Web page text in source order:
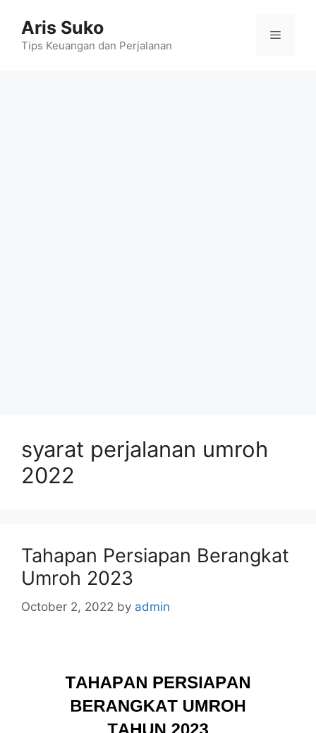
content
Aris Suko
Tips Keuangan dan Perjalanan
Menu
syarat perjalanan umroh
2022
Tahapan Persiapan Berangkat
Umroh 2023
October 2, 2022 by admin